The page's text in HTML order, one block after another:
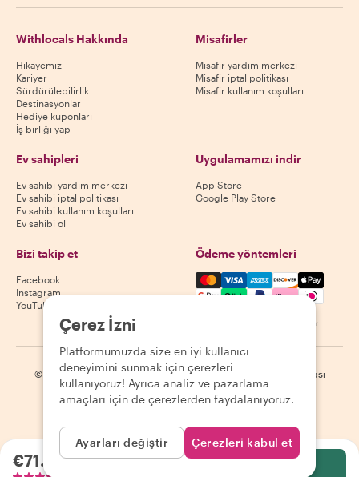
€71.69kişi başı
Withlocals Hakkında
Hikayemiz
Kariyer
Sürdürülebilirlik
Destinasyonlar
Hediye kuponları
İş birliği yap
Misafirler
Misafir yardım merkezi
Misafir iptal politikası
Misafir kullanım koşulları
Ev sahipleri
Ev sahibi yardım merkezi
Ev sahibi iptal politikası
Ev sahibi kullanım koşulları
Ev sahibi ol
Uygulamamızı indir
App Store
Google Play Store
Bizi takip et
Facebook
Instagram
YouTube
Ödeme yöntemleri
Mastercard, Visa, Amex,
Kullanılabilirlik destinasyona göre değişir
© 2026 Withlocals.com | Gizlilik Politikası | Çerezler Site haritası
Çerez İzni
Platformumuzda size en iyi kullanıcı
deneyimini sunmak için çerezleri
kullanıyoruz! Ayrıca analiz ve pazarlama
amaçları için de çerezlerden faydalanıyoruz.
Ayarları değiştir Çerezleri kabul et